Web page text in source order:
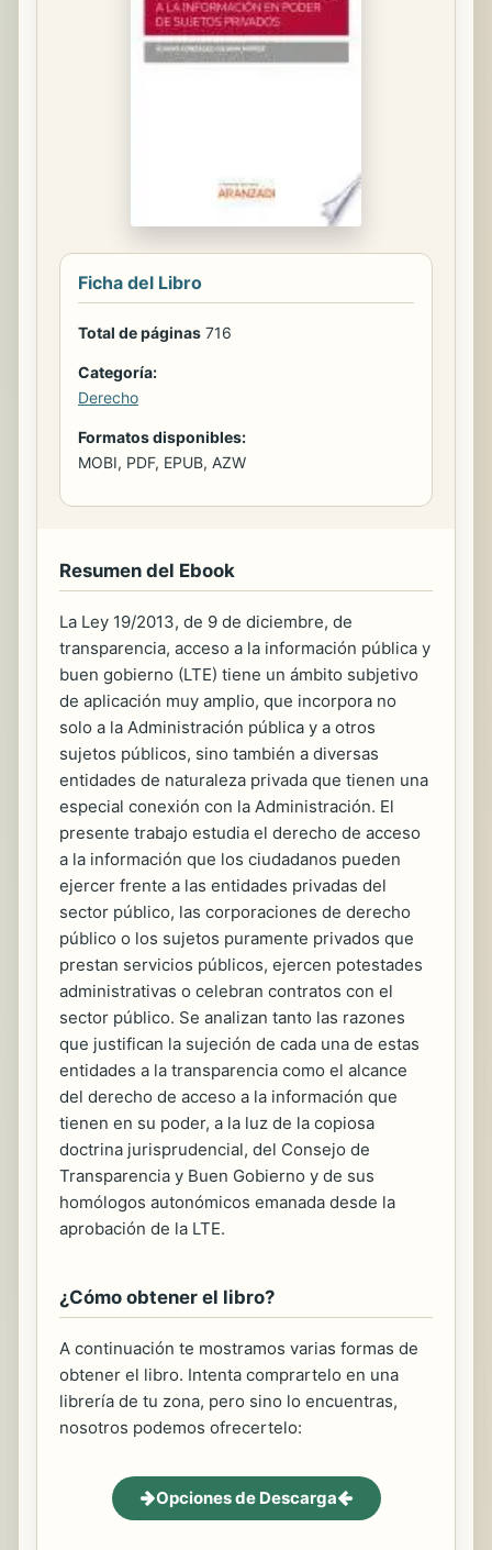
Ficha del Libro
Total de páginas 716
Categoría:
Derecho
Formatos disponibles:
MOBI, PDF, EPUB, AZW
Resumen del Ebook
La Ley 19/2013, de 9 de diciembre, de
transparencia, acceso a la información pública y
buen gobierno (LTE) tiene un ámbito subjetivo
de aplicación muy amplio, que incorpora no
solo a la Administración pública y a otros
sujetos públicos, sino también a diversas
entidades de naturaleza privada que tienen una
especial conexión con la Administración. El
presente trabajo estudia el derecho de acceso
a la información que los ciudadanos pueden
ejercer frente a las entidades privadas del
sector público, las corporaciones de derecho
público o los sujetos puramente privados que
prestan servicios públicos, ejercen potestades
administrativas o celebran contratos con el
sector público. Se analizan tanto las razones
que justifican la sujeción de cada una de estas
entidades a la transparencia como el alcance
del derecho de acceso a la información que
tienen en su poder, a la luz de la copiosa
doctrina jurisprudencial, del Consejo de
Transparencia y Buen Gobierno y de sus
homólogos autonómicos emanada desde la
aprobación de la LTE.
¿Cómo obtener el libro?
A continuación te mostramos varias formas de
obtener el libro. Intenta comprartelo en una
librería de tu zona, pero sino lo encuentras,
nosotros podemos ofrecertelo:
Opciones de Descarga